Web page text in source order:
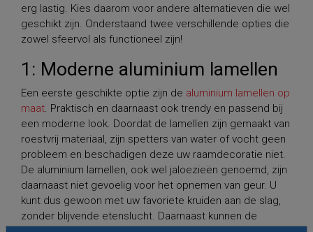
erg lastig. Kies daarom voor andere alternatieven die wel
geschikt zijn. Onderstaand twee verschillende opties die
zowel sfeervol als functioneel zijn!
1: Moderne aluminium lamellen
Een eerste geschikte optie zijn de aluminium lamellen op
maat. Praktisch en daarnaast ook trendy en passend bij
een moderne look. Doordat de lamellen zijn gemaakt van
roestvrij materiaal, zijn spetters van water of vocht geen
probleem en beschadigen deze uw raamdecoratie niet.
De aluminium lamellen, ook wel jaloezieën genoemd, zijn
daarnaast niet gevoelig voor het opnemen van geur. U
kunt dus gewoon met uw favoriete kruiden aan de slag,
zonder blijvende etenslucht. Daarnaast kunnen de